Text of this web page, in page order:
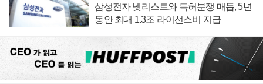
삼성전자 넷리스트와 특허분쟁 매듭, 5년
동안 최대 1.3조 라이선스비 지급